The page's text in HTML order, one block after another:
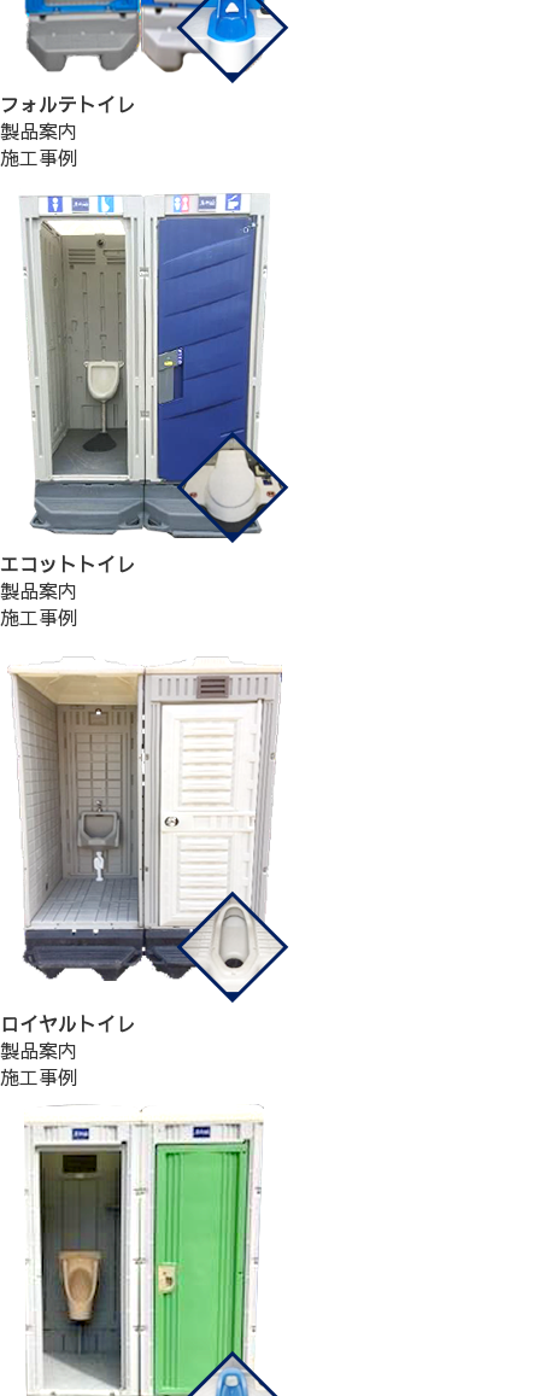
フォルテトイレ
製品案内
施工事例
エコットトイレ
製品案内
施工事例
ロイヤルトイレ
製品案内
施工事例